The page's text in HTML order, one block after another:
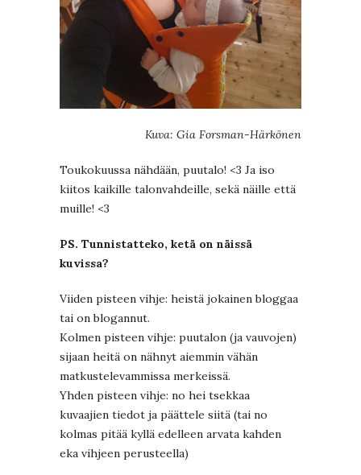
Kuva: Gia Forsman-Härkönen
Toukokuussa nähdään, puutalo! <3 Ja iso
kiitos kaikille talonvahdeille, sekä näille että
muille! <3
PS. Tunnistatteko, ketä on näissä
kuvissa?
Viiden pisteen vihje: heistä jokainen bloggaa
tai on blogannut.
Kolmen pisteen vihje: puutalon (ja vauvojen)
sijaan heitä on nähnyt aiemmin vähän
matkustelevammissa merkeissä.
Yhden pisteen vihje: no hei tsekkaa
kuvaajien tiedot ja päättele siitä (tai no
kolmas pitää kyllä edelleen arvata kahden
eka vihjeen perusteella)